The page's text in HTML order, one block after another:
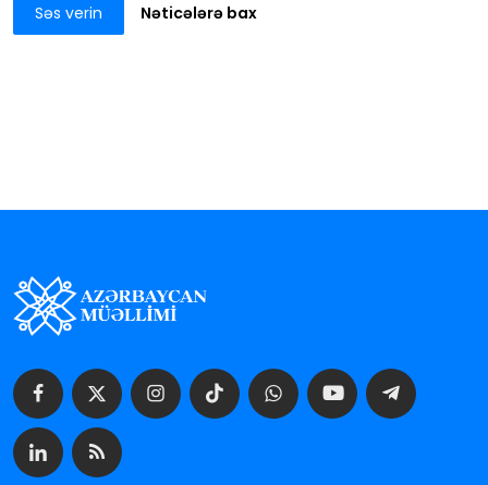
Səs verin Nəticələrə bax